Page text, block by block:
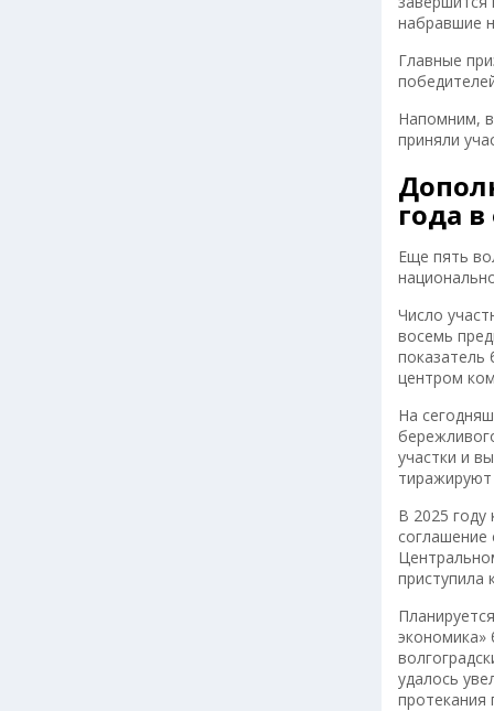
набравшие
Главные
Напомним,
приняли
года
Еще пять
Число
восемь
показатель
центром
На
участки и
В 2025 году
приступила
экономика»
удалось
протекания